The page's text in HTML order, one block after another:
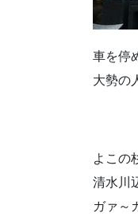
車を停
大勢の
よこの
清水川
ガァ～